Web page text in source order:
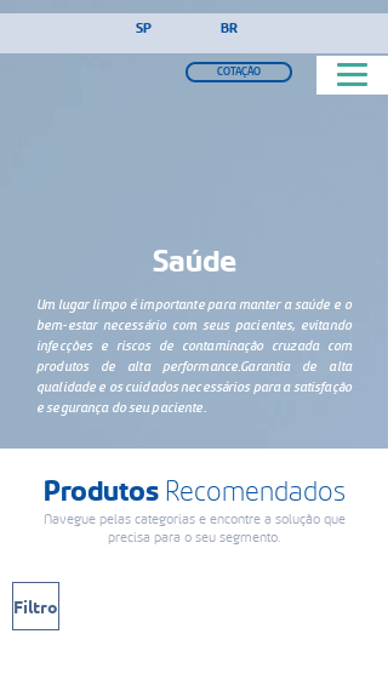
SP BR
COTAÇÃO
Saúde
Um lugar limpo é importante para manter a saúde e o
bem-estar necessário com seus pacientes, evitando
infecções e riscos de contaminação cruzada com
produtos de alta performance.Garantia de alta
qualidade e os cuidados necessários para a satisfação
e segurança do seu paciente.
Produtos Recomendados
Navegue pelas categorias e encontre a solução que
precisa para o seu segmento.
Filtro